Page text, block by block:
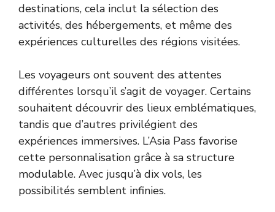
destinations, cela inclut la sélection des
activités, des hébergements, et même des
expériences culturelles des régions visitées.
Les voyageurs ont souvent des attentes
différentes lorsqu’il s’agit de voyager. Certains
souhaitent découvrir des lieux emblématiques,
tandis que d’autres privilégient des
expériences immersives. L’Asia Pass favorise
cette personnalisation grâce à sa structure
modulable. Avec jusqu’à dix vols, les
possibilités semblent infinies.